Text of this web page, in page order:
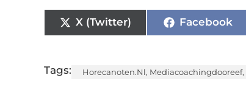
X (Twitter) Facebook
Tags: Horecanoten.nl, Mediacoachingdooreef,